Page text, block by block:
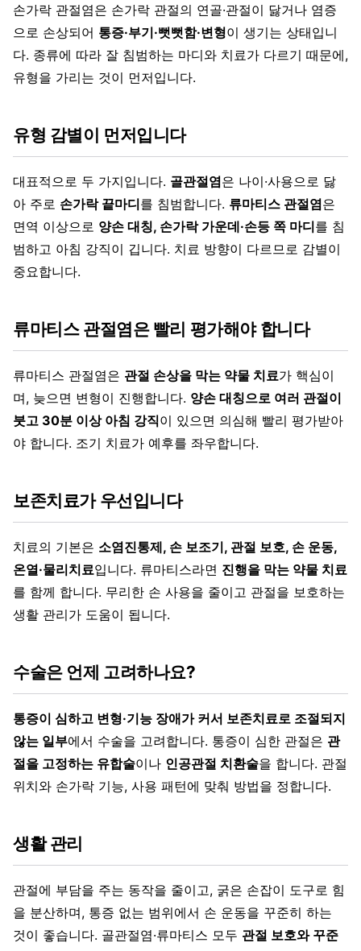
손가락 관절염은 손가락 관절의 연골·관절이 닳거나 염증
으로 손상되어 통증·부기·뻣뻣함·변형이 생기는 상태입니
다. 종류에 따라 잘 침범하는 마디와 치료가 다르기 때문에,
유형을 가리는 것이 먼저입니다.
유형 감별이 먼저입니다
대표적으로 두 가지입니다. 골관절염은 나이·사용으로 닳
아 주로 손가락 끝마디를 침범합니다. 류마티스 관절염은
면역 이상으로 양손 대칭, 손가락 가운데·손등 쪽 마디를 침
범하고 아침 강직이 깁니다. 치료 방향이 다르므로 감별이
중요합니다.
류마티스 관절염은 빨리 평가해야 합니다
류마티스 관절염은 관절 손상을 막는 약물 치료가 핵심이
며, 늦으면 변형이 진행합니다. 양손 대칭으로 여러 관절이
붓고 30분 이상 아침 강직이 있으면 의심해 빨리 평가받아
야 합니다. 조기 치료가 예후를 좌우합니다.
보존치료가 우선입니다
치료의 기본은 소염진통제, 손 보조기, 관절 보호, 손 운동,
온열·물리치료입니다. 류마티스라면 진행을 막는 약물 치료
를 함께 합니다. 무리한 손 사용을 줄이고 관절을 보호하는
생활 관리가 도움이 됩니다.
수술은 언제 고려하나요?
통증이 심하고 변형·기능 장애가 커서 보존치료로 조절되지
않는 일부에서 수술을 고려합니다. 통증이 심한 관절은 관
절을 고정하는 유합술이나 인공관절 치환술을 합니다. 관절
위치와 손가락 기능, 사용 패턴에 맞춰 방법을 정합니다.
생활 관리
관절에 부담을 주는 동작을 줄이고, 굵은 손잡이 도구로 힘
을 분산하며, 통증 없는 범위에서 손 운동을 꾸준히 하는
것이 좋습니다. 골관절염·류마티스 모두 관절 보호와 꾸준